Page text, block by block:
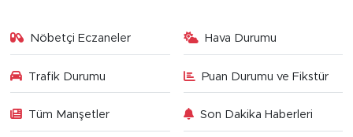
Nöbetçi Eczaneler Hava Durumu
Trafik Durumu Puan Durumu ve Fikstür
Tüm Manşetler Son Dakika Haberleri